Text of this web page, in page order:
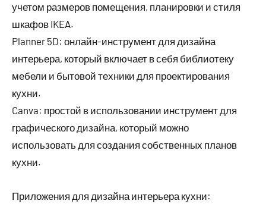
учетом размеров помещения, планировки и стиля
шкафов IKEA.
Planner 5D: онлайн-инструмент для дизайна
интерьера, который включает в себя библиотеку
мебели и бытовой техники для проектирования
кухни.
Canva: простой в использовании инструмент для
графического дизайна, который можно
использовать для создания собственных планов
кухни.
Приложения для дизайна интерьера кухни: